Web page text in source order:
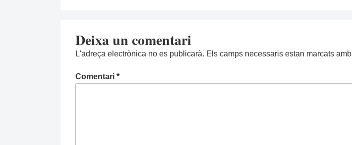
Deixa un comentari
L'adreça electrònica no es publicarà. Els camps necessaris estan marcats amb
Comentari *